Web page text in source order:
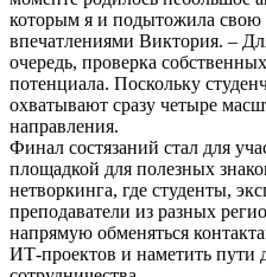
которым я и подытожила свою
впечатлениями Виктория. –
очередь, проверка
потенциала. Поскольку
охватывают сразу четыре
направления.
Финал состязаний стал для
площадкой для полезных
нетворкинга, где студенты,
преподаватели из разных
напрямую обменяться
ИТ-проектов и наметить пути